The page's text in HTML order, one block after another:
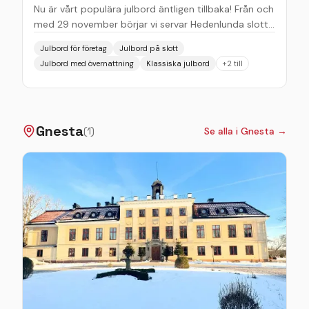
som vill samla medarbetare, kunder eller
samarbetspartners kring en stämningsfull avslutning
på året.
Nu är vårt populära julbord äntligen tillbaka! Från och
med 29 november börjar vi servar Hedenlunda slotts
familj eller vänner.
Julbord för företag
Julbord på slott
Julbord med övernattning
Klassiska julbord +2 till
Gnesta(1) Se alla i Gnesta →